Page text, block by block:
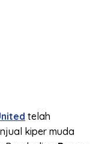
telah
kiper muda